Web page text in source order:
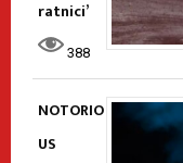
ratnici’
388
NOTORIO
US